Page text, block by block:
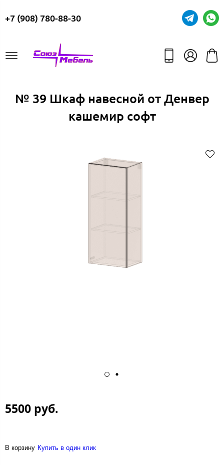
+7 (908) 780-88-30
№ 39 Шкаф навесной от Денвер
кашемир софт
5500 руб.
В корзину Купить в один клик